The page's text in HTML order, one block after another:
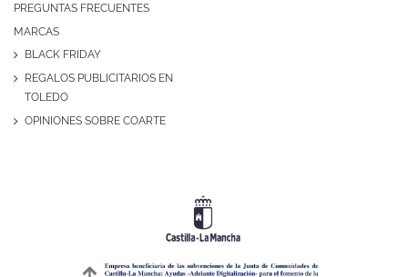
PREGUNTAS FRECUENTES
MARCAS
BLACK FRIDAY
REGALOS PUBLICITARIOS EN
TOLEDO
OPINIONES SOBRE COARTE